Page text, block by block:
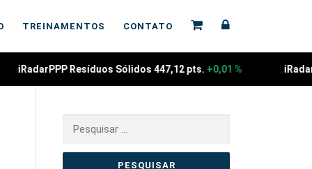
TREINAMENTOS CONTATO
iRadarPPP Resíduos Sólidos 447,12 pts.+0,01 %